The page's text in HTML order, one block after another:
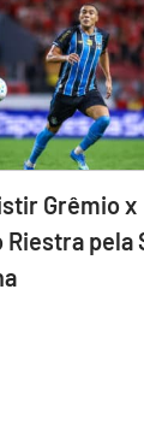
Grêmio x
Riestra pela